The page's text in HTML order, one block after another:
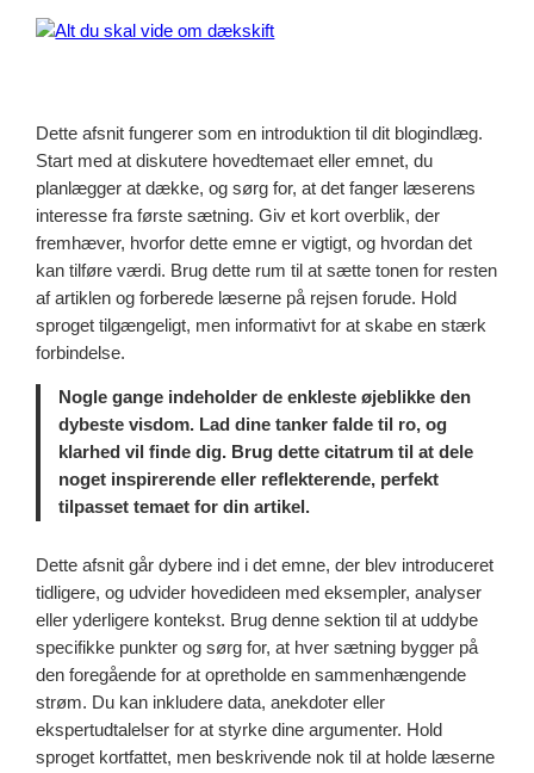
Dette afsnit fungerer som en introduktion til dit blogindlæg.
Start med at diskutere hovedtemaet eller emnet, du
planlægger at dække, og sørg for, at det fanger læserens
interesse fra første sætning. Giv et kort overblik, der
fremhæver, hvorfor dette emne er vigtigt, og hvordan det
kan tilføre værdi. Brug dette rum til at sætte tonen for resten
af artiklen og forberede læserne på rejsen forude. Hold
sproget tilgængeligt, men informativt for at skabe en stærk
forbindelse.
Nogle gange indeholder de enkleste øjeblikke den
dybeste visdom. Lad dine tanker falde til ro, og
klarhed vil finde dig. Brug dette citatrum til at dele
noget inspirerende eller reflekterende, perfekt
tilpasset temaet for din artikel.
Dette afsnit går dybere ind i det emne, der blev introduceret
tidligere, og udvider hovedideen med eksempler, analyser
eller yderligere kontekst. Brug denne sektion til at uddybe
specifikke punkter og sørg for, at hver sætning bygger på
den foregående for at opretholde en sammenhængende
strøm. Du kan inkludere data, anekdoter eller
ekspertudtalelser for at styrke dine argumenter. Hold
sproget kortfattet, men beskrivende nok til at holde læserne